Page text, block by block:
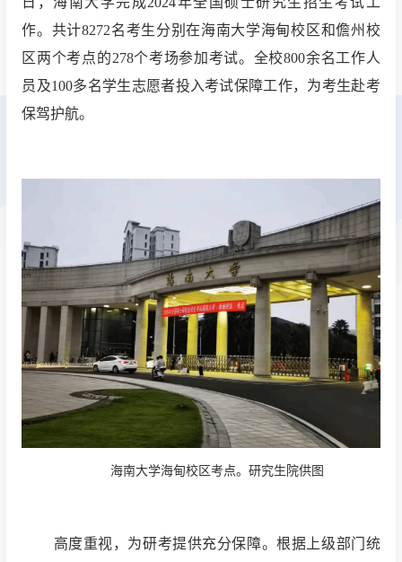
作。共计8272名考生分别在海南大学海甸校区和儋州校
区两个考点的278个考场参加考试。全校800余名工作人
员及100多名学生志愿者投入考试保障工作，为考生赴考
保驾护航。
海南大学海甸校区考点。研究生院供图
高度重视，为研考提供充分保障。根据上级部门统